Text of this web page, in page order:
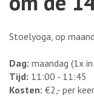
Stoelyoga, op
Dag: maandag (1x
Tijd: 11:00 - 11:45
Kosten: €2,- per